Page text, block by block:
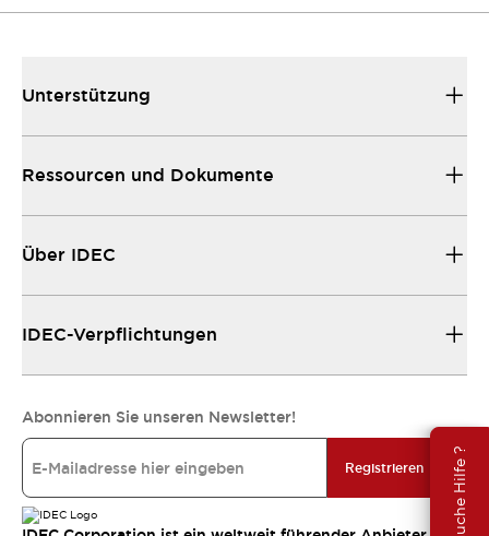
Brauche Hilfe ?
Unterstützung
Ressourcen und Dokumente
Über IDEC
IDEC-Verpflichtungen
Abonnieren Sie unseren Newsletter!
Registrieren